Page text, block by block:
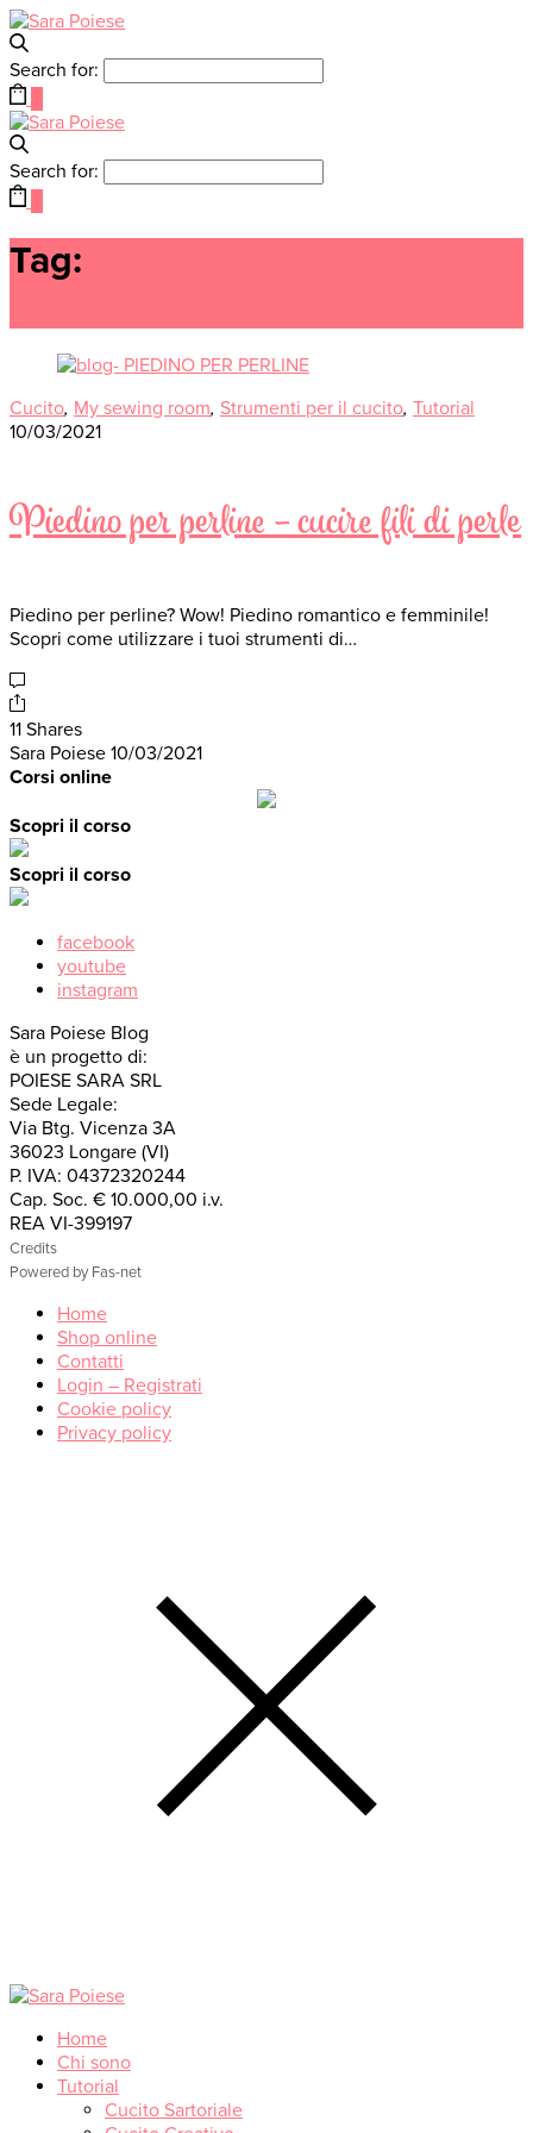
Search for:
Search for:
Tag:
Cucito, My sewing room, Strumenti per il cucito, Tutorial
10/03/2021
Piedino per perline – cucire fili di perle
Piedino per perline? Wow! Piedino romantico e femminile!
Scopri come utilizzare i tuoi strumenti di…
11 Shares
Sara Poiese 10/03/2021
Corsi online
Scopri il corso
Scopri il corso
facebook
youtube
instagram
Sara Poiese Blog
è un progetto di:
POIESE SARA SRL
Sede Legale:
Via Btg. Vicenza 3A
36023 Longare (VI)
P. IVA: 04372320244
Cap. Soc. € 10.000,00 i.v.
REA VI-399197
Credits
Powered by Fas-net
Home
Shop online
Contatti
Login – Registrati
Cookie policy
Privacy policy
Home
Chi sono
Tutorial
Cucito Sartoriale